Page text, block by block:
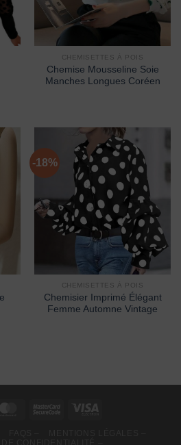
CHEMISETTES À POIS
Chemise Mousseline Soie
Manches Longues Coréen
-18%
CHEMISETTES À POIS
Chemisier Imprimé Élégant
Femme Automne Vintage